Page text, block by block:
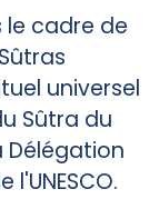
le cadre de
universel
Sûtra du
Délégation